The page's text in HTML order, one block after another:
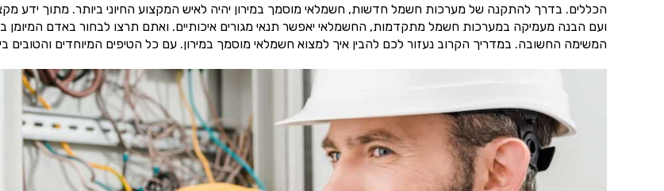
הכללים. בדרך להתקנה של מערכות חשמל חדשות, חשמלאי מוסמך במירון יהיה לאיש המקצוע החיוני ביותר. מתוך ידע
ועם הבנה מעמיקה במערכות חשמל מתקדמות, החשמלאי יאפשר תנאי מגורים איכותיים. ואתם תרצו לבחור באדם המיומן
המשימה החשובה. במדריך הקרוב נעזור לכם להבין איך למצוא חשמלאי מוסמך במירון. עם כל הטיפים המיוחדים והטובים